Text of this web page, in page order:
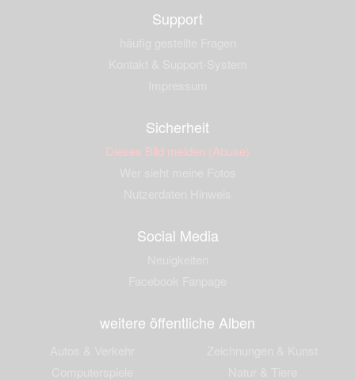
Support
Sicherheit
Dieses Bild melden (Abuse)
Social Media
weitere öffentliche Alben